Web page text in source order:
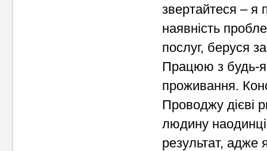
звертайтеся – я
наявність
послуг, беруся
Працюю з будь-
проживання.
Проводжу дієві
людину
результат,